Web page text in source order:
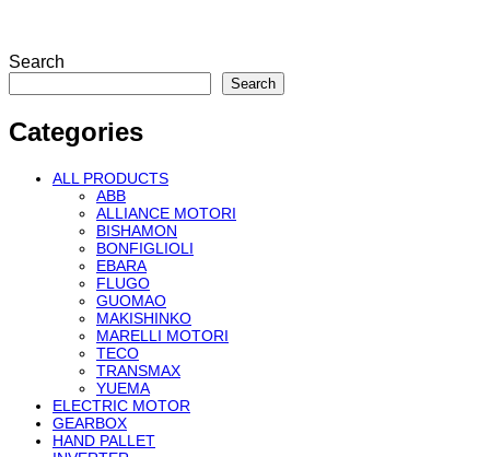
Search
Search
Categories
ALL PRODUCTS
ABB
ALLIANCE MOTORI
BISHAMON
BONFIGLIOLI
EBARA
FLUGO
GUOMAO
MAKISHINKO
MARELLI MOTORI
TECO
TRANSMAX
YUEMA
ELECTRIC MOTOR
GEARBOX
HAND PALLET